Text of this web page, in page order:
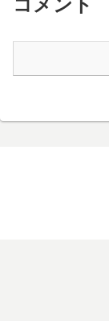
コメント